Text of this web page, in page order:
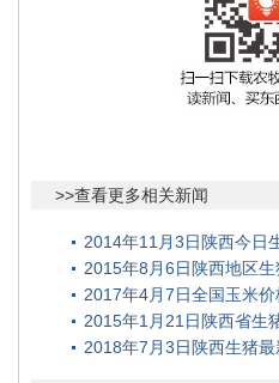
>>查看更多相关新闻
2014年11月3日陕西今日
2015年8月6日陕西地区
2017年4月7日全国玉米
2015年1月21日陕西省生
2018年7月3日陕西生猪